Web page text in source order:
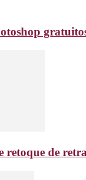
retoque de